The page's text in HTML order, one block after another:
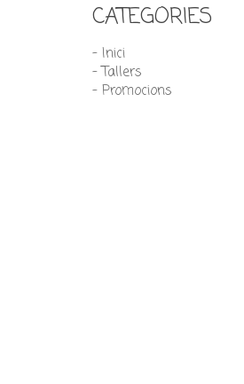
CATEGORIES
- Inici
- Tallers
- Promocions